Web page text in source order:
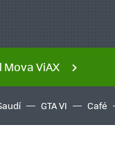
ViAX
GTA VI Café